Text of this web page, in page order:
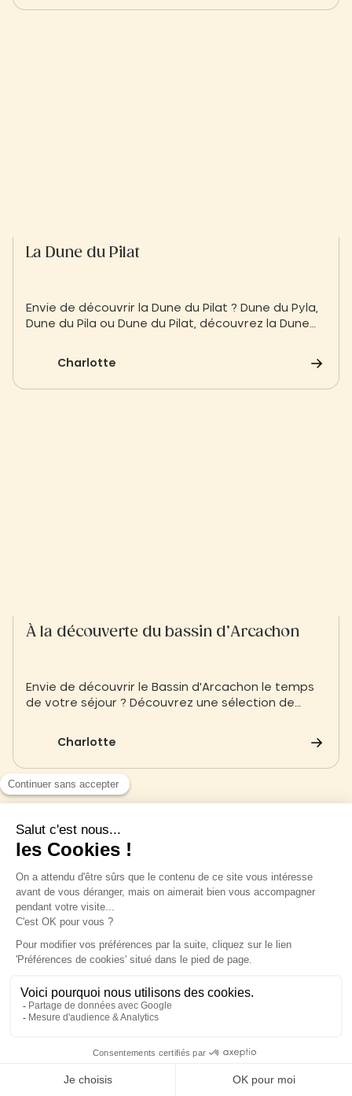
La Dune du Pilat
Envie de découvrir la Dune du Pilat ? Dune du Pyla,
Dune du Pila ou Dune du Pilat, découvrez la Dune
Charlotte
À la découverte du bassin d’Arcachon
Envie de découvrir le Bassin d'Arcachon le temps
de votre séjour ? Découvrez une sélection de
Charlotte
Vacances à Biscarrosse : un séjour entre
sportive à la fois ? Biscarosse est la destination